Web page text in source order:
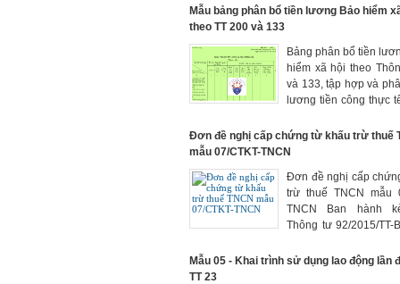
hiện
Mẫu bảng phân bổ tiền lương Bảo hiểm
theo TT 200 và 133
Bảng phân bổ tiền
hiểm xã hội theo
và 133, tập hợp và
lương tiền công thực
phải trích nộp trong
Đơn đề nghị cấp chứng từ khấu trừ thuế
mẫu 07/CTKT-TNCN
Đơn đề nghị cấp
trừ thuế TNCN mẫu
TNCN Ban hành
Thông tư 92/2015/TT-
Mẫu 05 - Khai trình sử dụng lao động lần
TT 23